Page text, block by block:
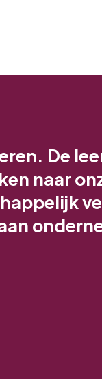
De
naar